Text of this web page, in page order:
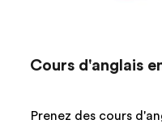
Cours d'anglais
Prenez des cours